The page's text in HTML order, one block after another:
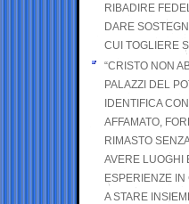
RIBADIRE
DARE
CUI TOGLIERE
“CRISTO NON
PALAZZI DEL
IDENTIFICA
AFFAMATO,
RIMASTO
AVERE LUOGHI
ESPERIENZE IN
A STARE